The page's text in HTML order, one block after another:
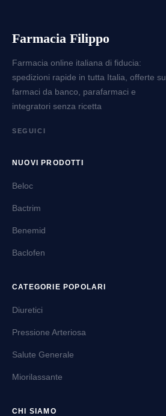
Farmacia Filippo
Farmacia online italiana di fiducia:
spedizioni rapide in tutta Italia, offerte su
farmaci da banco, parafarmaci e
integratori senza ricetta
SEGUICI
NUOVI PRODOTTI
Beloc
Bactrim
Benemid
Baclofen
CATEGORIE POPOLARI
Diuretici
Pressione Arteriosa
Salute Generale
Miorilassante
CHI SIAMO